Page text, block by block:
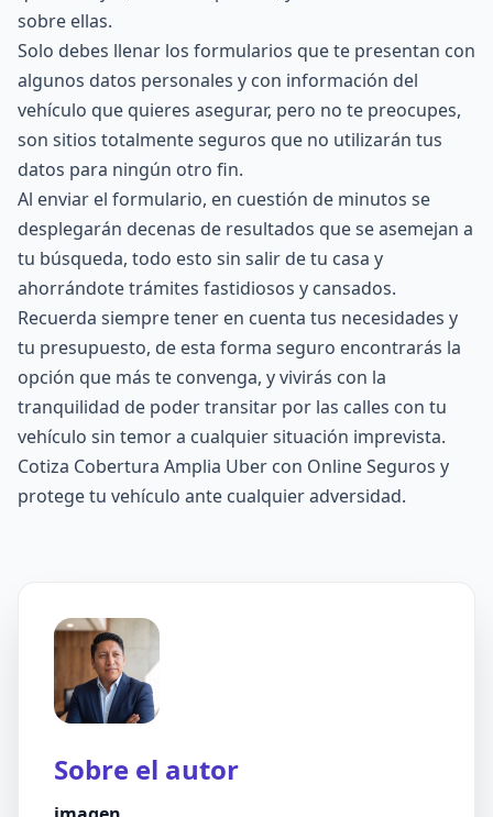
sobre ellas.
Solo debes llenar los formularios que te presentan con
algunos datos personales y con información del
vehículo que quieres asegurar, pero no te preocupes,
son sitios totalmente seguros que no utilizarán tus
datos para ningún otro fin.
Al enviar el formulario, en cuestión de minutos se
desplegarán decenas de resultados que se asemejan a
tu búsqueda, todo esto sin salir de tu casa y
ahorrándote trámites fastidiosos y cansados.
Recuerda siempre tener en cuenta tus necesidades y
tu presupuesto, de esta forma seguro encontrarás la
opción que más te convenga, y vivirás con la
tranquilidad de poder transitar por las calles con tu
vehículo sin temor a cualquier situación imprevista.
Cotiza Cobertura Amplia Uber con Online Seguros y
protege tu vehículo ante cualquier adversidad.
Sobre el autor